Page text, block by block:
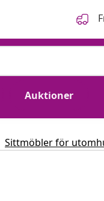
Auktioner
Sittmöbler för